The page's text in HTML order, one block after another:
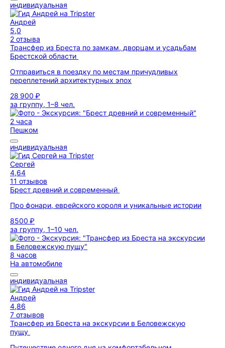
индивидуальная
Андрей
5,0
2 отзыва
Трансфер из Бреста по замкам, дворцам и усадьбам
Брестской области
Отправиться в поездку по местам причудливых
переплетений архитектурных эпох
28 900 ₽
за группу, 1–8 чел.
2 часа
Пешком
индивидуальная
Сергей
4,64
11 отзывов
Брест древний и современный
Про фонари, еврейского короля и уникальные истории
8500 ₽
за группу, 1–10 чел.
8 часов
На автомобиле
индивидуальная
Андрей
4,86
7 отзывов
Трансфер из Бреста на экскурсии в Беловежскую
пущу